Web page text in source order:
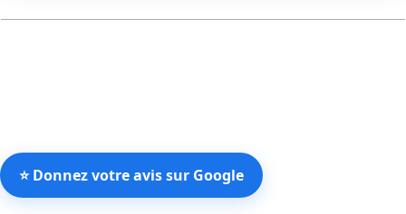
⭐ Donnez votre avis sur Google